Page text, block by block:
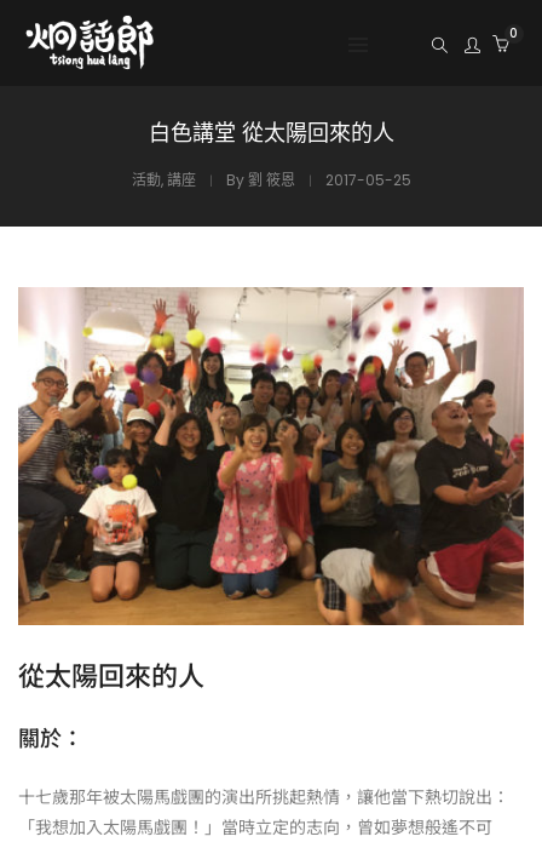
0
白色講堂 從太陽回來的人
活動,講座 By 劉 筱恩 2017-05-25
從太陽回來的人
關於：
十七歲那年被太陽馬戲團的演出所挑起熱情，讓他當下熱切說出：
「我想加入太陽馬戲團！」當時立定的志向，曾如夢想般遙不可